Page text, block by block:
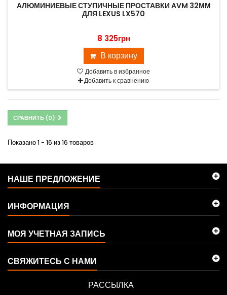
АЛЮМИНИЕВЫЕ СТУПИЧНЫЕ ПРОСТАВКИ AVM 32ММ
ДЛЯ LEXUS LX570
8 325грн
В корзину
Добавить в избранное
Добавить к сравнению
СРАВНИТЬ (0)
Показано 1 - 16 из 16 товаров
НАШЕ ПРЕДЛОЖЕНИЕ
ИНФОРМАЦИЯ
МОЯ УЧЕТНАЯ ЗАПИСЬ
СВЯЖИТЕСЬ С НАМИ
РАССЫЛКА